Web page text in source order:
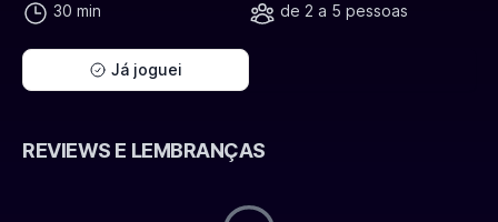
30 min de 2 a 5 pessoas
Já joguei
REVIEWS E LEMBRANÇAS